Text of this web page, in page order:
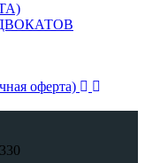
оферта)